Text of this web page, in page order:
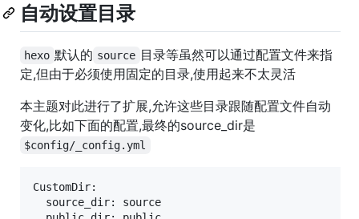
自动设置目录
hexo 默认的 source 目录等虽然可以通过配置文件来指
定,但由于必须使用固定的目录,使用起来不太灵活
本主题对此进行了扩展,允许这些目录跟随配置文件自动
变化,比如下面的配置,最终的source_dir是
$config/_config.yml
CustomDir:
  source_dir: source